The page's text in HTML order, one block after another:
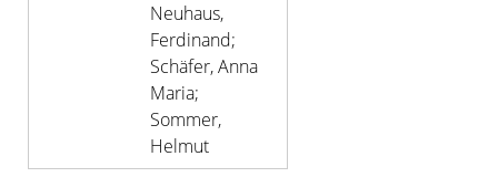
Neuhaus,
Ferdinand;
Schäfer, Anna
Maria;
Sommer,
Helmut